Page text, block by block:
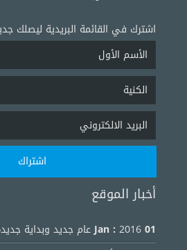
اشترك في القائمة البريدية ليصلك
أخبار الموقع
01 Jan :2016 عام جديد وبداية جديدة